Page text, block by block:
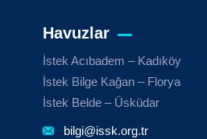
Havuzlar
İstek Acıbadem – Kadıköy
İstek Bilge Kağan – Florya
İstek Belde – Üsküdar
bilgi@issk.org.tr